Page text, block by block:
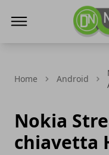
Home Android
Nokia
chiavetta